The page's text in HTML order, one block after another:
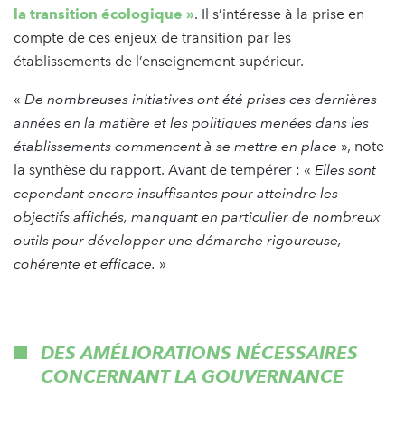
la transition écologique ». Il s’intéresse à la prise en
compte de ces enjeux de transition par les
établissements de l’enseignement supérieur.
« De nombreuses initiatives ont été prises ces dernières
années en la matière et les politiques menées dans les
établissements commencent à se mettre en place », note
la synthèse du rapport. Avant de tempérer : « Elles sont
cependant encore insuffisantes pour atteindre les
objectifs affichés, manquant en particulier de nombreux
outils pour développer une démarche rigoureuse,
cohérente et efficace. »
DES AMÉLIORATIONS NÉCESSAIRES
CONCERNANT LA GOUVERNANCE